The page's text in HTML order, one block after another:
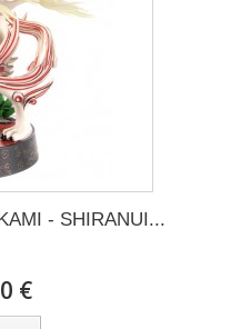
- SHIRANUI...
€